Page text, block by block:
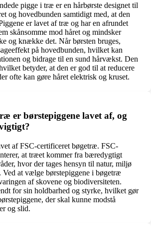
pigge i træ er en hårbørste designet til
og hovedbunden samtidigt med, at den
er lavet af træ og har en afrundet
skånsomme mod håret og mindsker
og knække det. Når børsten bruges,
på hovedbunden, hvilket kan
og bidrage til en sund hårvækst. Den
betyder, at den er god til at reducere
ofte kan gøre håret elektrisk og kruset.
er børstepiggene lavet af, og
af FSC-certificeret bøgetræ. FSC-
at træet kommer fra bæredygtigt
hvor der tages hensyn til natur, miljø
at vælge børstepiggene i bøgetræ
af skovene og biodiversiteten.
for sin holdbarhed og styrke, hvilket gør
der skal kunne modstå
og slid.